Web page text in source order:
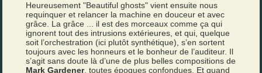
Heureusement "Beautiful ghosts" vient ensuite nous
requinquer et relancer la machine en douceur et avec
grâce. La grâce ... il est des morceaux comme ça qui
ignorent tout des intrusions extérieures, et qui, quelque
soit l’orchestration (ici plutôt synthétique), s’en sortent
toujours avec les honneurs et le bonheur de l’auditeur. Il
s’agit sans doute là d’une de plus belles compositions de
Mark Gardener, toutes époques confondues. Et quand